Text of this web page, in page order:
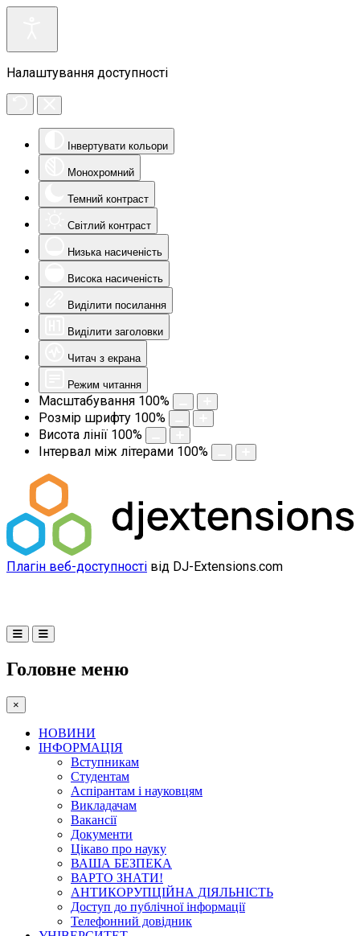
Налаштування доступності
Інвертувати кольори
Монохромний
Темний контраст
Світлий контраст
Низька насиченість
Висока насиченість
Виділити посилання
Виділити заголовки
Читач з екрана
Режим читання
Масштабування 100%
Розмір шрифту 100%
Висота лінії 100%
Інтервал між літерами 100%
Плагін веб-доступності від DJ-Extensions.com
Головне меню
×
НОВИНИ
ІНФОРМАЦІЯ
Вступникам
Студентам
Аспірантам і науковцям
Викладачам
Вакансії
Документи
Цікаво про науку
ВАША БЕЗПЕКА
ВАРТО ЗНАТИ!
АНТИКОРУПЦІЙНА ДІЯЛЬНІСТЬ
Доступ до публічної інформації
Телефонний довідник